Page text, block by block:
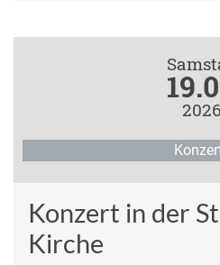
2026
Konzert in der
Kirche